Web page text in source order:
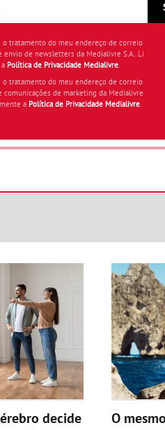
tratamento do meu endereço de correio
de newsletters da Medialivre S.A.. Li
Política de Privacidade Medialivre.
tratamento do meu endereço de correio
de marketing da Medialivre
a Política de Privacidade Medialivre.
decide
O